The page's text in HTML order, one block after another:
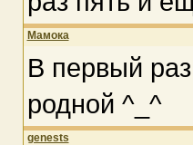
Мамока
В первый
родной ^_^
genests